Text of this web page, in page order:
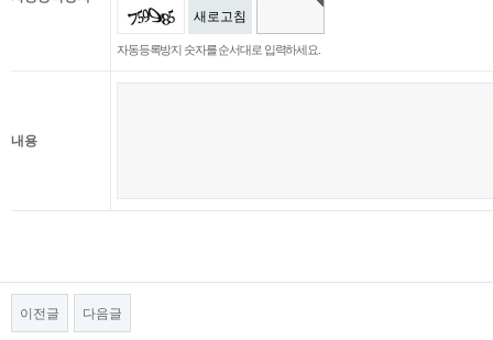
새로고침
자동등록방지 숫자를 순서대로 입력하세요.
내용
이전글 다음글